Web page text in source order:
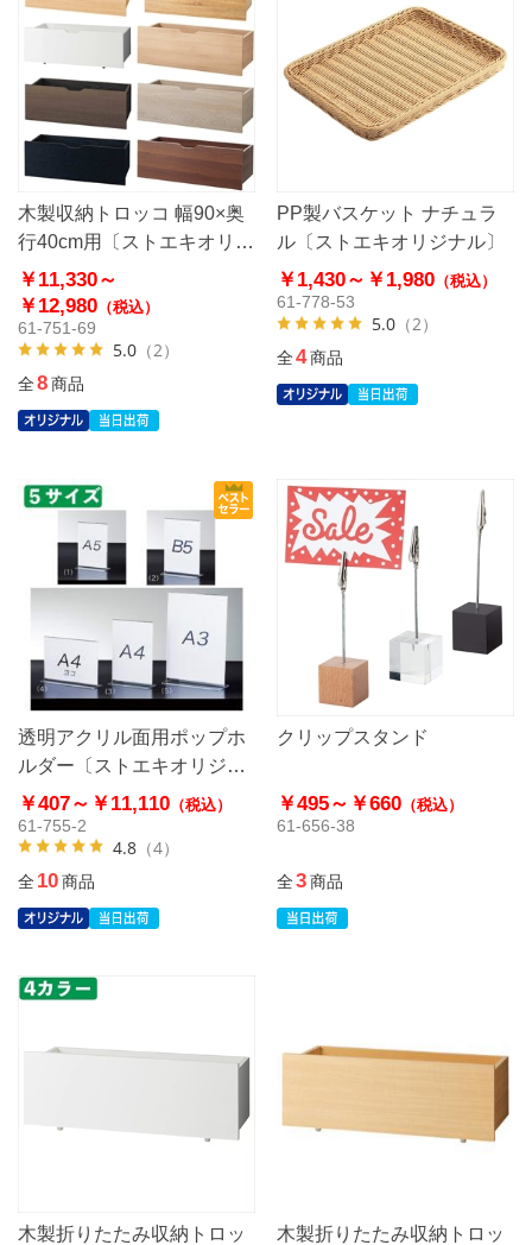
木製収納トロッコ 幅90×奥
行40cm用〔ストエキオリジ
ナル〕
￥11,330～
￥12,980 （税込）
61-751-69
5.0 （2）
全8商品
PP製バスケット ナチュラ
ル〔ストエキオリジナル〕
￥1,430～ ￥1,980（税込）
61-778-53
5.0（2）
全4商品
透明アクリル面用ポップホ
ルダー〔ストエキオリジナ
ル〕
￥407～ ￥11,110 （税込）
61-755-2
4.8 （4）
全10商品
クリップスタンド
￥495～ ￥660（税込）
61-656-38
全3商品
木製折りたたみ収納トロッ 木製折りたたみ収納トロッ